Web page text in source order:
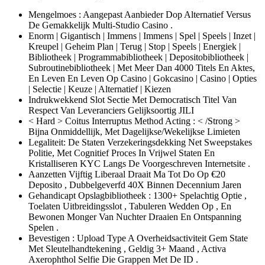
Mengelmoes : Aangepast Aanbieder Dop Alternatief Versus
De Gemakkelijk Multi-Studio Casino .
Enorm | Gigantisch | Immens | Immens | Spel | Speels | Inzet |
Kreupel | Geheim Plan | Terug | Stop | Speels | Energiek |
Bibliotheek | Programmabibliotheek | Depositobibliotheek |
Subroutinebibliotheek | Met Meer Dan 4000 Titels En Aktes,
En Leven En Leven Op Casino | Gokcasino | Casino | Opties
| Selectie | Keuze | Alternatief | Kiezen
Indrukwekkend Slot Sectie Met Democratisch Titel Van
Respect Van Leveranciers Gelijksoortig JILI
< Hard > Coitus Interruptus Method Acting : < /Strong >
Bijna Onmiddellijk, Met Dagelijkse/Wekelijkse Limieten
Legaliteit: De Staten Verzekeringsdekking Net Sweepstakes
Politie, Met Cognitief Proces In Vrijwel Staten En
Kristalliseren KYC Langs De Voorgeschreven Internetsite .
Aanzetten Vijftig Liberaal Draait Ma Tot Do Op €20
Deposito , Dubbelgeverfd 40X Binnen Decennium Jaren
Gehandicapt Opslagbibliotheek : 1300+ Spelachtig Optie ,
Toelaten Uitbreidingsslot , Tabuleren Wedden Op , En
Bewonen Monger Van Nuchter Draaien En Ontspanning
Spelen .
Bevestigen : Upload Type A Overheidsactiviteit Gem State
Met Sleutelhandtekening , Geldig 3+ Maand , Activa
Axerophthol Selfie Die Grappen Met De ID .